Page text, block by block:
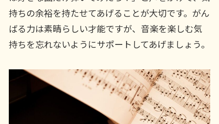
持ちの余裕を持たせてあげることが大切です。がん
ばる力は素晴らしい才能ですが、音楽を楽しむ気
持ちを忘れないようにサポートしてあげましょう。